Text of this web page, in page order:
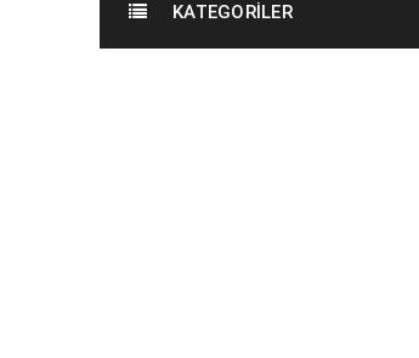
KATEGORILER